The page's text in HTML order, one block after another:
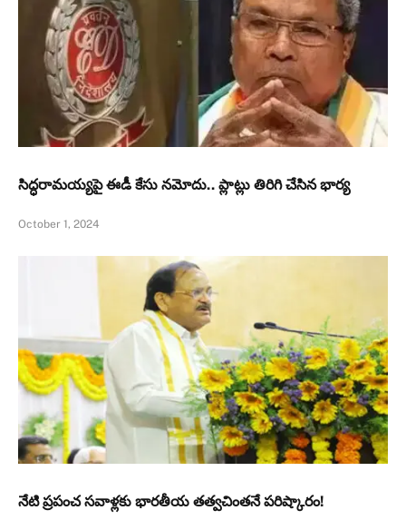
సిద్ధరామయ్యపై ఈడీ కేసు నమోదు.. ప్లాట్లు తిరిగి చేసిన భార్య
October 1, 2024
నేటి ప్రపంచ సవాళ్లకు భారతీయ తత్వచింతనే పరిష్కారం!